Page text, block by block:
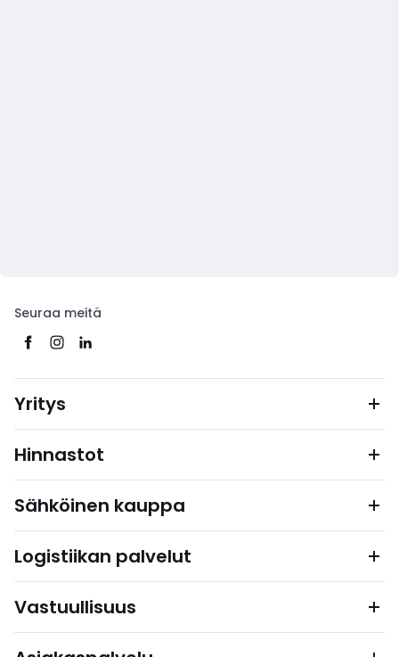
Seuraa meitä
Yritys
Hinnastot
Sähköinen kauppa
Logistiikan palvelut
Vastuullisuus